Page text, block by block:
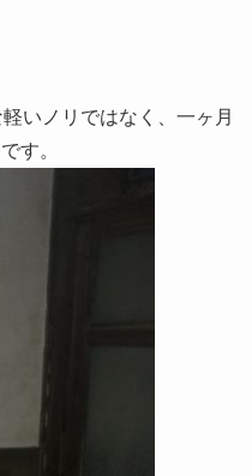
いノリではなく、一ヶ月
す。